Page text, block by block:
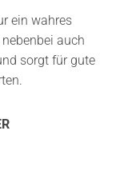
ein wahres
auch
sorgt für gute